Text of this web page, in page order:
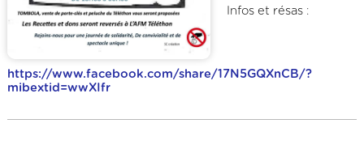
Infos et résas :
https://www.facebook.com/share/17N5GQXnCB/?
mibextid=wwXIfr